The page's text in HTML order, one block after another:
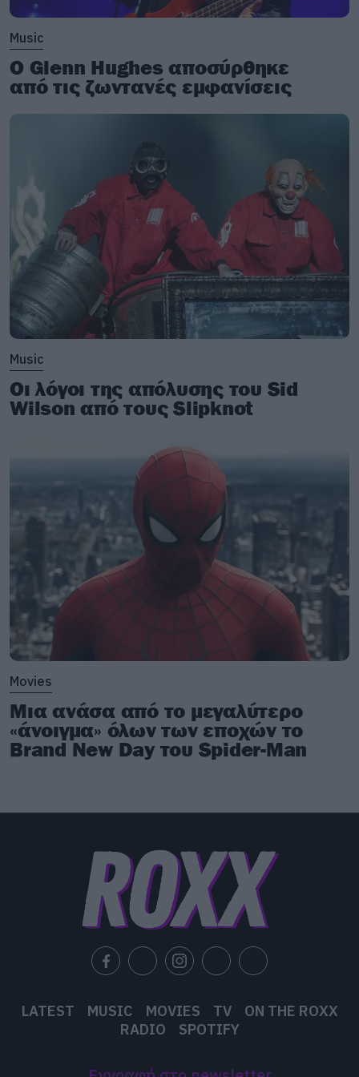
Music
Ο Glenn Hughes αποσύρθηκε
από τις ζωντανές εμφανίσεις
Music
Οι λόγοι της απόλυσης του Sid
Wilson από τους Slipknot
Movies
Μια ανάσα από το μεγαλύτερο
«άνοιγμα» όλων των εποχών το
Brand New Day του Spider-Man
LATEST MUSIC MOVIES TV
ON THE ROXX
RADIO
SPOTIFY